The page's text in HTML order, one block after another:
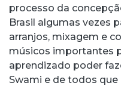
processo da
Brasil algumas vezes
arranjos, mixagem e
músicos importantes
aprendizado poder
Swami e de todos